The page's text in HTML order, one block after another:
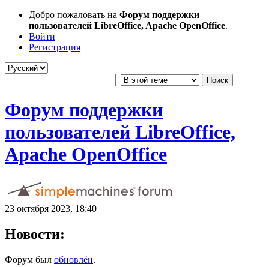
Добро пожаловать на Форум поддержки
пользователей LibreOffice, Apache OpenOffice.
Войти
Регистрация
Форум поддержки
пользователей LibreOffice,
Apache OpenOffice
23 октября 2023, 18:40
Новости:
Форум был обновлён.